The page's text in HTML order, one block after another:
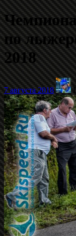
по
2018
7 августа 2018